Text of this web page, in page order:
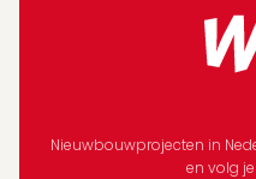
Nieuwbouwprojecten in
en volg